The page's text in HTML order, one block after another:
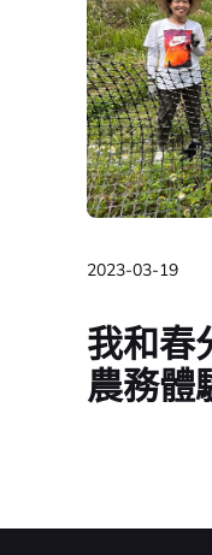
2023-03-19
我和春
農務體